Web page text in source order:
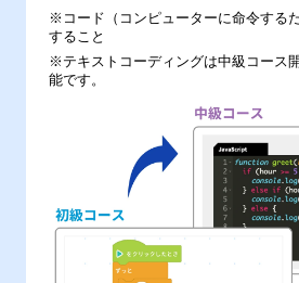
※コード（コンピューターに命令する
すること
※テキストコーディングは中級コース
能です。